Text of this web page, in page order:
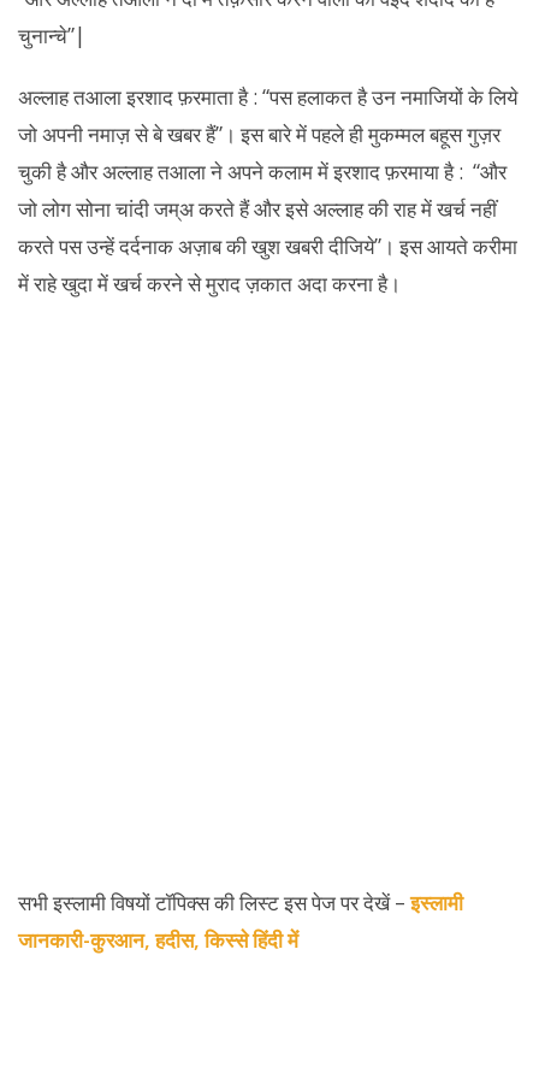
चुनान्चे”|
अल्लाह तआला इरशाद फ़रमाता है : “पस हलाकत है उन नमाजियों के लिये
जो अपनी नमाज़ से बे खबर हैं”। इस बारे में पहले ही मुकम्मल बहूस गुज़र
चुकी है और अल्लाह तआला ने अपने कलाम में इरशाद फ़रमाया है : “और
जो लोग सोना चांदी जम्अ करते हैं और इसे अल्लाह की राह में खर्च नहीं
करते पस उन्हें दर्दनाक अज़ाब की खुश खबरी दीजिये”। इस आयते करीमा
में राहे खुदा में खर्च करने से मुराद ज़कात अदा करना है।
सभी इस्लामी विषयों टॉपिक्स की लिस्ट इस पेज पर देखें –इस्लामी
जानकारी-कुरआन, हदीस, किस्से हिंदी में